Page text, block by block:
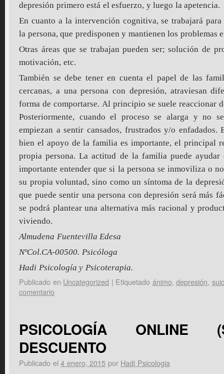
depresión primero está el esfuerzo, y luego la apetencia.
En cuanto a la intervención cognitiva, se trabajará
la persona, que predisponen y mantienen los problemas
Otras áreas que se trabajan pueden ser; solución de
motivación, etc.
También se debe tener en cuenta el papel de las
cercanas, a una persona con depresión, atraviesan
forma de comportarse. Al principio se suele reaccionar
Posteriormente, cuando el proceso se alarga y no
empiezan a sentir cansados, frustrados y/o enfadados.
bien el apoyo de la familia es importante, el principal
propia persona. La actitud de la familia puede
importante entender que si la persona se inmoviliza o
su propia voluntad, sino como un síntoma de la
que puede sentir una persona con depresión será más
se podrá plantear una alternativa más racional y
viviendo.
Almudena Fuentevilla Edesa
NºCol.CA-00500. Psicóloga
Hadi Psicología y Psicoterapia.
Publicado en Uncategorized | Etiquetado ánimo, depresión,
comentario
PSICOLOGÍA ONLINE
DESCUENTO
Publicado el 4 enero, 2015 por Hadi Psicologia